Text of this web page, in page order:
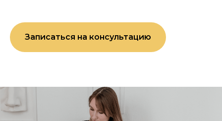
Записаться на консультацию